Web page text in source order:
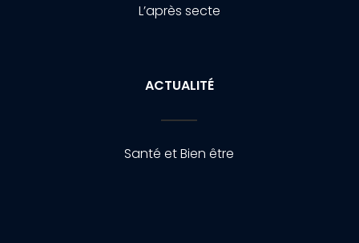
L’après secte
ACTUALITÉ
Santé et Bien être